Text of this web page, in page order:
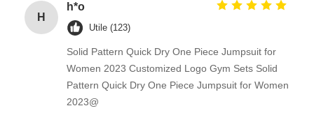
H
h*o
Utile (123)
Solid Pattern Quick Dry One Piece Jumpsuit for
Women 2023 Customized Logo Gym Sets Solid
Pattern Quick Dry One Piece Jumpsuit for Women
2023@